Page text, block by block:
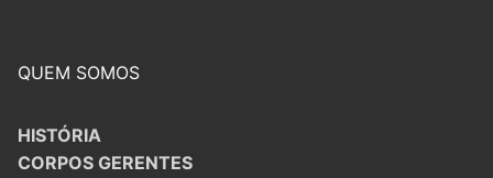
QUEM SOMOS
HISTÓRIA
CORPOS GERENTES